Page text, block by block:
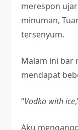
merespon
minuman,
tersenyum.
Malam ini bar
mendapat
“Vodka with ice
Aku